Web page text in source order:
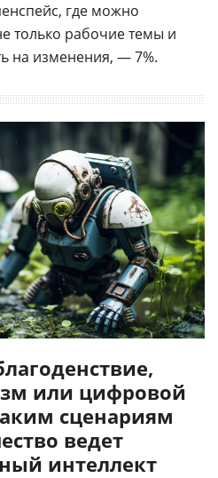
где можно
только рабочие темы и
на изменения, — 7%.
или цифровой
сценариям
ведет
интеллект